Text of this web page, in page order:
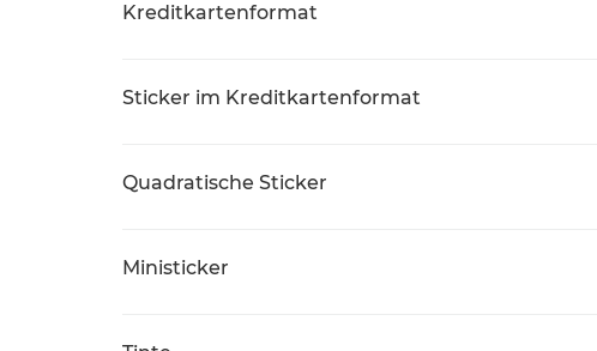
Kreditkartenformat
Sticker im Kreditkartenformat
Quadratische Sticker
Ministicker